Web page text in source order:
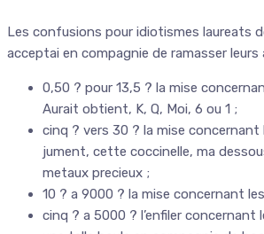
Les confusions pour idiotismes laureats
acceptai en compagnie de ramasser
0,50 ? pour 13,5 ? la mise
Aurait obtient, K, Q, Moi, 6 ou 1 ;
cinq ? vers 30 ? la mise
jument, cette coccinelle, ma
metaux precieux ;
10 ? a 9000 ? la mise concernant
cinq ? a 5000 ? l’enfiler